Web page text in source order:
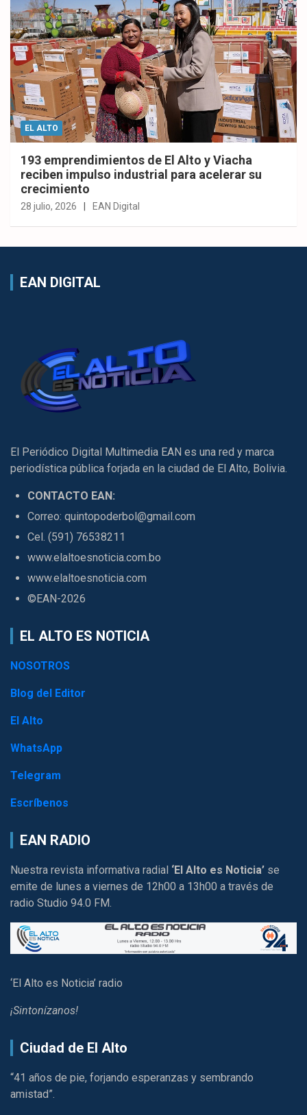
EL ALTO
193 emprendimientos de El Alto y Viacha
reciben impulso industrial para acelerar su
crecimiento
28 julio, 2026 EAN Digital
EAN DIGITAL
El Periódico Digital Multimedia EAN es una red y marca
periodística pública forjada en la ciudad de El Alto, Bolivia.
CONTACTO EAN:
Correo: quintopoderbol@gmail.com
Cel. (591) 76538211
www.elaltoesnoticia.com.bo
www.elaltoesnoticia.com
©EAN-2026
EL ALTO ES NOTICIA
NOSOTROS
Blog del Editor
El Alto
WhatsApp
Telegram
Escríbenos
EAN RADIO
Nuestra revista informativa radial ‘El Alto es Noticia’ se
emite de lunes a viernes de 12h00 a 13h00 a través de
radio Studio 94.0 FM.
‘El Alto es Noticia’ radio
¡Sintonízanos!
Ciudad de El Alto
“41 años de pie, forjando esperanzas y sembrando
amistad”.